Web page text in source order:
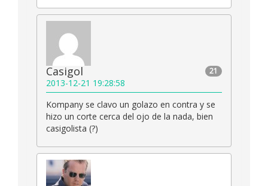
21
Casigol
2013-12-21 19:28:58
Kompany se clavo un golazo en contra y se
hizo un corte cerca del ojo de la nada, bien
casigolista (?)